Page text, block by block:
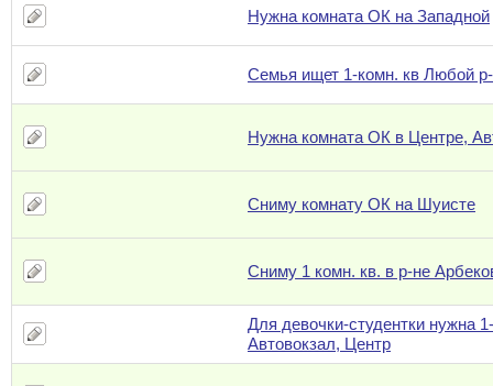
Нужна комната ОК на Западной
Семья ищет 1-комн. кв Любой
Нужна комната ОК в Центре,
Сниму комнату ОК на Шуисте
Сниму 1 комн. кв. в р-не
Для девочки-студентки нужна
Автовокзал, Центр